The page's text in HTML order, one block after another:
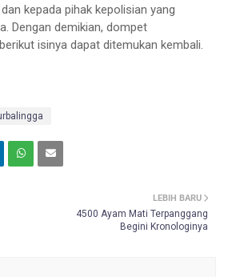
kepada pihak kepolisian yang
Dengan demikian, dompet
isinya dapat ditemukan kembali.
LEBIH BARU
4500 Ayam Mati Terpanggang
Begini Kronologinya